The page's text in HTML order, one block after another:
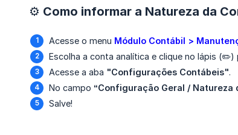
⚙️ Como informar a Natureza da
Acesse o menu Módulo Contábil >
Escolha a conta analítica e clique no lápis (✏️)
Acesse a aba "Configurações Contábeis".
No campo “Configuração Geral / Natureza
Salve!